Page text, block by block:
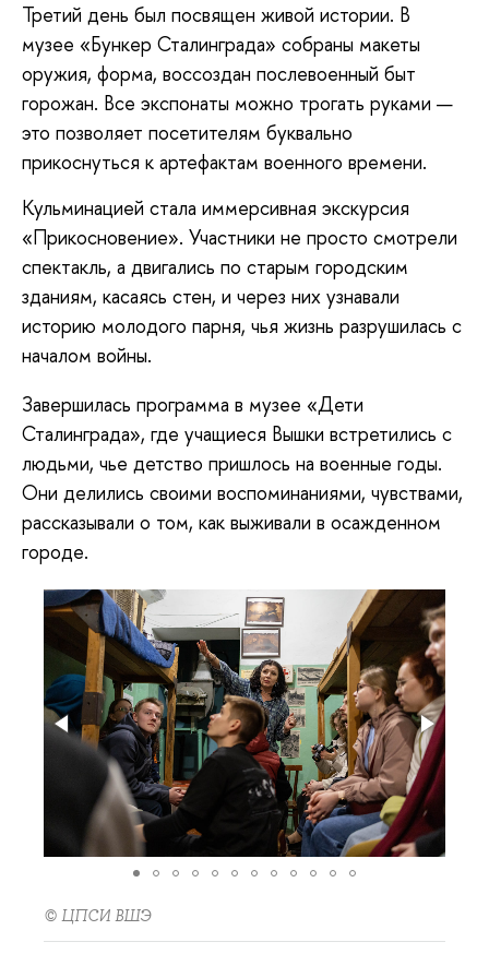
Третий день был посвящен живой истории. В
музее «Бункер Сталинграда» собраны макеты
оружия, форма, воссоздан послевоенный быт
горожан. Все экспонаты можно трогать руками —
это позволяет посетителям буквально
прикоснуться к артефактам военного времени.
Кульминацией стала иммерсивная экскурсия
«Прикосновение». Участники не просто смотрели
спектакль, а двигались по старым городским
зданиям, касаясь стен, и через них узнавали
историю молодого парня, чья жизнь разрушилась с
началом войны.
Завершилась программа в музее «Дети
Сталинграда», где учащиеся Вышки встретились с
людьми, чье детство пришлось на военные годы.
Они делились своими воспоминаниями, чувствами,
рассказывали о том, как выживали в осажденном
городе.
© ЦПСИ ВШЭ